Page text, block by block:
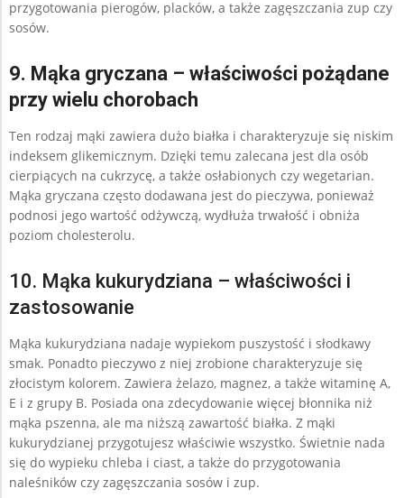
przygotowania pierogów, placków, a także zagęszczania zup czy
sosów.
9. Mąka gryczana – właściwości pożądane
przy wielu chorobach
Ten rodzaj mąki zawiera dużo białka i charakteryzuje się niskim
indeksem glikemicznym. Dzięki temu zalecana jest dla osób
cierpiących na cukrzycę, a także osłabionych czy wegetarian.
Mąka gryczana często dodawana jest do pieczywa, ponieważ
podnosi jego wartość odżywczą, wydłuża trwałość i obniża
poziom cholesterolu.
10. Mąka kukurydziana – właściwości i
zastosowanie
Mąka kukurydziana nadaje wypiekom puszystość i słodkawy
smak. Ponadto pieczywo z niej zrobione charakteryzuje się
złocistym kolorem. Zawiera żelazo, magnez, a także witaminę A,
E i z grupy B. Posiada ona zdecydowanie więcej błonnika niż
mąka pszenna, ale ma niższą zawartość białka. Z mąki
kukurydzianej przygotujesz właściwie wszystko. Świetnie nada
się do wypieku chleba i ciast, a także do przygotowania
naleśników czy zagęszczania sosów i zup.